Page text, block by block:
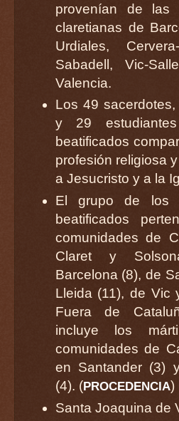
provenían de las
claretianas de
Urdiales,
Sabadell, Vic-
Valencia.
Los 49
y 29
beatificados
profesión religiosa
a Jesucristo y a la
El grupo de los
beatificados
comunidades de
Claret y
Barcelona (8), de
Lleida (11), de Vic
Fuera de
incluye los
comunidades de
en Santander (3)
(4). (PROCEDENCIA)
Santa Joaquina de